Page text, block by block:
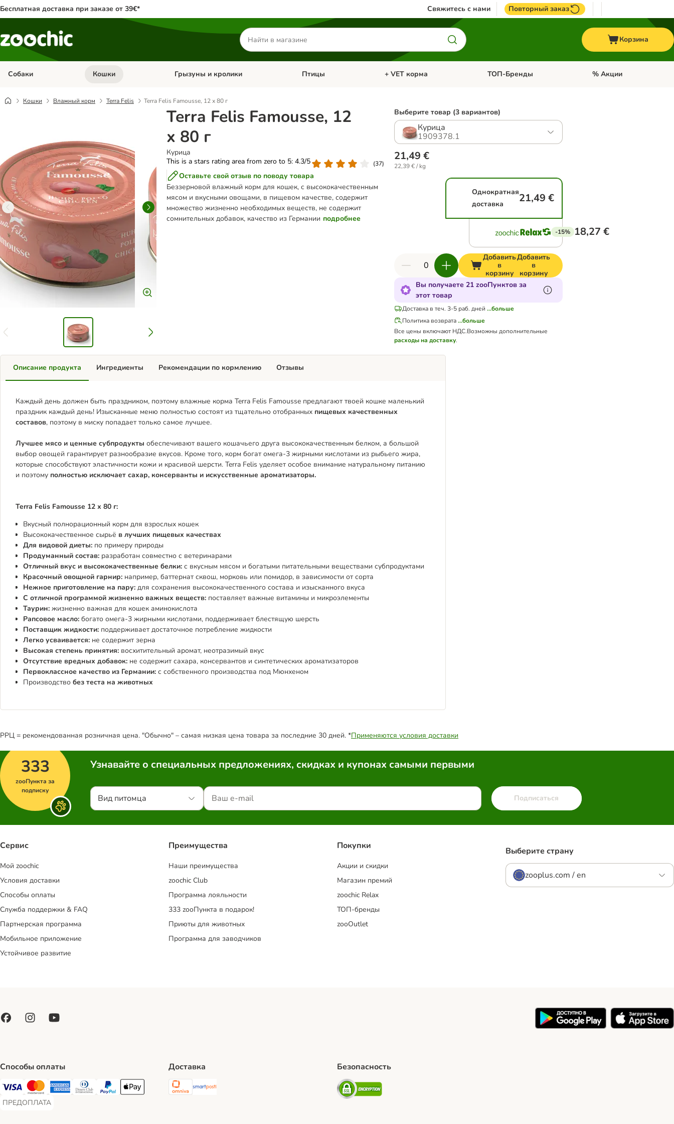
Бесплатная доставка при заказе от 39€* Свяжитесь с нами Повторный заказ
Поиск
товаров
Корзина
Собаки Откройте меню категории: Собаки
Кошки Откройте меню категории: Кошки
Грызуны и кролики Откройте меню категории: Грызуны и кролики
Птицы Откройте меню категории: Птицы
+ VET корма Откройте меню категории: + VET корма
ТОП-Бренды Откройте меню
% Акции
Кошки Влажный корм Terra Felis Terra Felis Famousse, 12 х 80 г
Terra Felis Famousse, 12
х 80 г
Курица
This is a stars rating area from zero to 5: 4.3/5
(37)
Оставьте свой отзыв по поводу товара
Беззерновой влажный корм для кошек, с высококачественным
мясом и вкусными овощами, в пищевом качестве, содержит
множество жизненно необходимых веществ, не содержит
сомнительных добавок, качество из Германии подробнее
Выберите товар (3 вариантов)
Курица
1909378.1
21,49 €
22,39 € / kg
Однократная
доставка
21,49 €
-15% 18,27 €
Добавить
в
корзину
Добавить
в
корзину
Вы получаете 21 zooПунктов за
этот товар
Доставка в теч. 3-5 раб. дней ...больше
Политика возврата ...больше
Все цены включают НДС.Возможны дополнительные
расходы на доставку.
Описание продукта
Каждый день должен быть праздником, поэтому влажные корма Terra Felis Famousse предлагают твоей кошке маленький
праздник каждый день! Изысканные меню полностью состоят из тщательно отобранных пищевых качественных
составов, поэтому в миску попадает только самое лучшее.
Лучшее мясо и ценные субпродукты обеспечивают вашего кошачьего друга высококачественным белком, а большой
выбор овощей гарантирует разнообразие вкусов. Кроме того, корм богат омега-3 жирными кислотами из рыбьего жира,
которые способствуют эластичности кожи и красивой шерсти. Terra Felis уделяет особое внимание натуральному питанию
и поэтому полностью исключает сахар, консерванты и искусственные ароматизаторы.
Terra Felis Famousse 12 х 80 г:
Вкусный полнорационный корм для взрослых кошек
Высококачественное сырьё в лучших пищевых качествах
Для видовой диеты: по примеру природы
Продуманный состав: разработан совместно с ветеринарами
Отличный вкус и высококачественные белки: с вкусным мясом и богатыми питательными веществами субпродуктами
Красочный овощной гарнир: например, баттернат сквош, морковь или помидор, в зависимости от сорта
Нежное приготовление на пару: для сохранения высококачественного состава и изысканного вкуса
С отличной программой жизненно важных веществ: поставляет важные витамины и микроэлементы
Таурин: жизненно важная для кошек аминокислота
Рапсовое масло: богато омега-3 жирными кислотами, поддерживает блестящую шерсть
Поставщик жидкости: поддерживает достаточное потребление жидкости
Легко усваивается: не содержит зерна
Высокая степень принятия: восхитительный аромат, неотразимый вкус
Отсутствие вредных добавок: не содержит сахара, консервантов и синтетических ароматизаторов
Первоклассное качество из Германии: с собственного производства под Мюнхеном
Производство без теста на животных
Ингредиенты Рекомендации по кормлению Отзывы
РРЦ = рекомендованная розничная цена. "Обычно" – самая низкая цена товара за последние 30 дней. *Применяются условия доставки
333
zooПункта за
подписку
Узнавайте о специальных предложениях, скидках и купонах самыми первыми
Вид питомца Подписаться
Сервис
Mой zoochic
Условия доставки
Способы оплаты
Служба поддержки & FAQ
Партнерская программа
Мобильное приложение
Устойчивое развитие
Преимуществa
Наши преимущества
zoochic Club
Программа лояльности
333 zooПункта в подарок!
Приюты для животных
Программа для заводчиков
Покупки
Акции и скидки
Магазин премий
zoochic Relax
ТОП-бренды
zooOutlet
Выберите страну
zooplus.com / en
Способы оплаты
Visa Payment Method
Mastercard Payment Method
American Express Payment Method
Diners Club Payment Method
PayPal Payment Method
Apple Pay Payment Method
ПРЕДОПЛАТА
ПРЕДОПЛАТА Payment Method
Доставка
Omniva Shipping Method
SmartPosti Shipping Method
Безопасность
Security